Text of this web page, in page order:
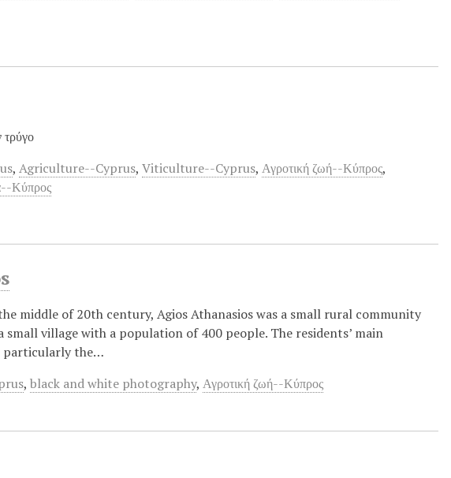
τρύγο
,Agriculture--Cyprus,Viticulture--Cyprus,Αγροτική ζωή--Κύπρος,
Κύπρος
middle of 20th century, Agios Athanasios was a small rural community
small village with a population of 400 people. The residents’ main
particularly the…
,black and white photography,Αγροτική ζωή--Κύπρος